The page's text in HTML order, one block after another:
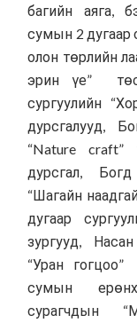
багийн аяга,
сумын 2 дугаар
олон төрлийн
эрин үе”
сургуулийн
дурсгалууд,
“Nature craft”
дурсгал,
“Шагайн
дугаар
зургууд,
“Уран
сумын
сурагчдын